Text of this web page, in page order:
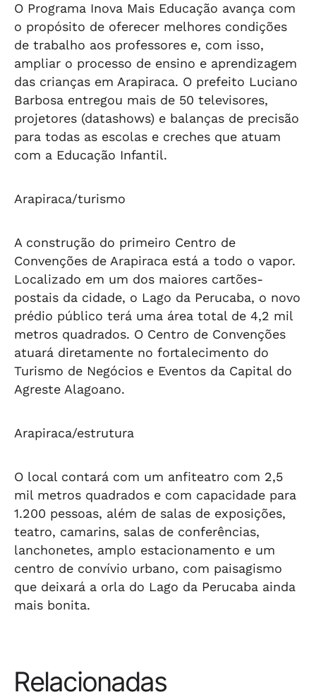
O Programa Inova Mais Educação avança com
o propósito de oferecer melhores condições
de trabalho aos professores e, com isso,
ampliar o processo de ensino e aprendizagem
das crianças em Arapiraca. O prefeito Luciano
Barbosa entregou mais de 50 televisores,
projetores (datashows) e balanças de precisão
para todas as escolas e creches que atuam
com a Educação Infantil.
Arapiraca/turismo
A construção do primeiro Centro de
Convenções de Arapiraca está a todo o vapor.
Localizado em um dos maiores cartões-
postais da cidade, o Lago da Perucaba, o novo
prédio público terá uma área total de 4,2 mil
metros quadrados. O Centro de Convenções
atuará diretamente no fortalecimento do
Turismo de Negócios e Eventos da Capital do
Agreste Alagoano.
Arapiraca/estrutura
O local contará com um anfiteatro com 2,5
mil metros quadrados e com capacidade para
1.200 pessoas, além de salas de exposições,
teatro, camarins, salas de conferências,
lanchonetes, amplo estacionamento e um
centro de convívio urbano, com paisagismo
que deixará a orla do Lago da Perucaba ainda
mais bonita.
Relacionadas